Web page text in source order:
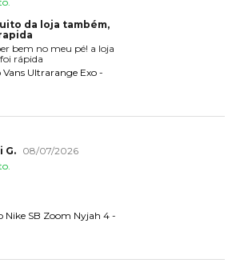
da loja também,
bem no meu pé! a loja
rápida
Ultrarange Exo -
G.
08/07/2026
Nike SB Zoom Nyjah 4 -